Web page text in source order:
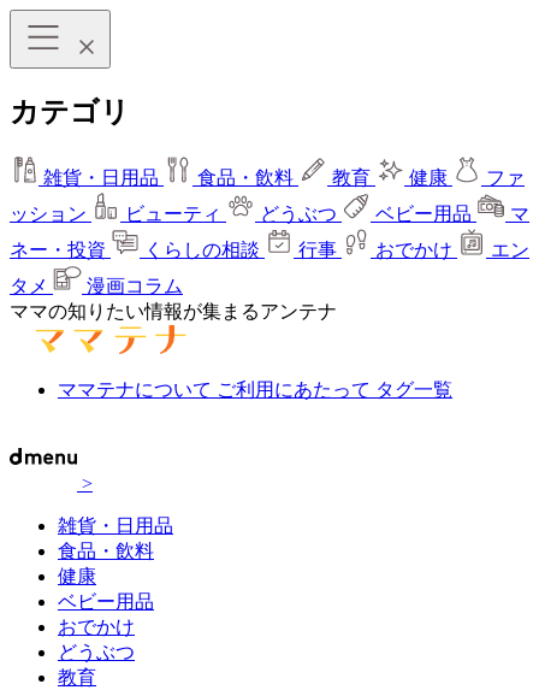
カテゴリ
雑貨・日用品 食品・飲料 教育 健康
ファ
ッション
ビューティ どうぶつ ベビー用品
マ
ネー・投資
くらしの相談 行事 おでかけ
エン
タメ
漫画コラム
ママの知りたい情報が集まるアンテナ
ママテナについて ご利用にあたって タグ一覧
>
雑貨・日用品
食品・飲料
健康
ベビー用品
おでかけ
どうぶつ
教育